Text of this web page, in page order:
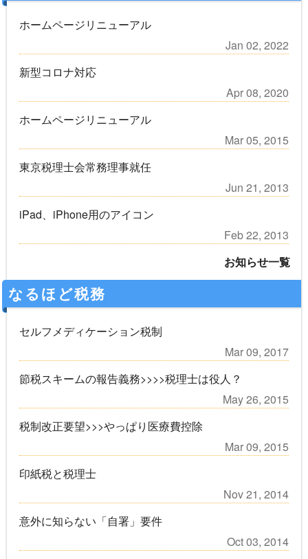
ホームページリニューアル
Jan 02, 2022
新型コロナ対応
Apr 08, 2020
ホームページリニューアル
Mar 05, 2015
東京税理士会常務理事就任
Jun 21, 2013
iPad、iPhone用のアイコン
Feb 22, 2013
お知らせ一覧
なるほど税務
セルフメディケーション税制
Mar 09, 2017
節税スキームの報告義務>>>>税理士は役人？
May 26, 2015
税制改正要望>>>やっぱり医療費控除
Mar 09, 2015
印紙税と税理士
Nov 21, 2014
意外に知らない「自署」要件
Oct 03, 2014